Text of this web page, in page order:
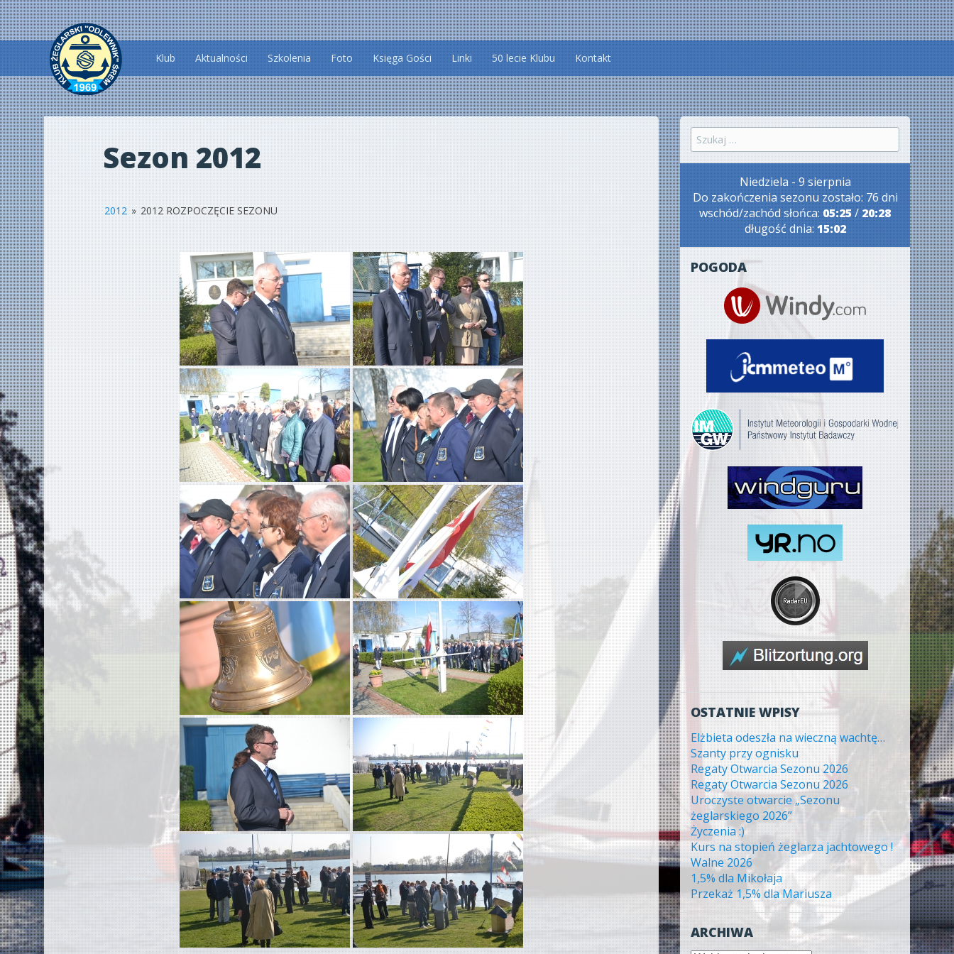
Przeskocz
do
treści
Klub Aktualności Szkolenia Foto Księga Gości Linki 50 lecie Klubu Kontakt
Sezon 2012
2012 » 2012 ROZPOCZĘCIE SEZONU
Szukaj:
Niedziela - 9 sierpnia
Do zakończenia sezonu zostało: 76 dni
wschód/zachód słońca: 05:25 / 20:28
długość dnia: 15:02
POGODA
OSTATNIE WPISY
Elżbieta odeszła na wieczną wachtę…
Szanty przy ognisku
Regaty Otwarcia Sezonu 2026
Regaty Otwarcia Sezonu 2026
Uroczyste otwarcie „Sezonu
żeglarskiego 2026”
Życzenia :)
Kurs na stopień żeglarza jachtowego !
Walne 2026
1,5% dla Mikołaja
Przekaż 1,5% dla Mariusza
ARCHIWA